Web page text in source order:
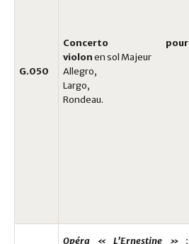
G.050
Concerto pour
violonen sol Majeur
Allegro,
Largo,
Rondeau.
Opéra « L’Ernestine »;